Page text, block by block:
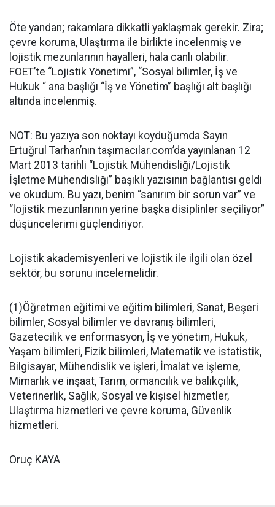
Öte yandan; rakamlara dikkatli yaklaşmak gerekir. Zira;
çevre koruma, Ulaştırma ile birlikte incelenmiş ve
lojistik mezunlarının hayalleri, hala canlı olabilir.
FOET’te “Lojistik Yönetimi”, “Sosyal bilimler, İş ve
Hukuk “ ana başlığı “İş ve Yönetim” başlığı alt başlığı
altında incelenmiş.
NOT: Bu yazıya son noktayı koyduğumda Sayın
Ertuğrul Tarhan’nın taşımacılar.com’da yayınlanan 12
Mart 2013 tarihli “Lojistik Mühendisliği/Lojistik
İşletme Mühendisliği” başıklı yazısının bağlantısı geldi
ve okudum. Bu yazı, benim “sanırım bir sorun var” ve
“lojistik mezunlarının yerine başka disiplinler seçiliyor”
düşüncelerimi güçlendiriyor.
Lojistik akademisyenleri ve lojistik ile ilgili olan özel
sektör, bu sorunu incelemelidir.
(1)Öğretmen eğitimi ve eğitim bilimleri, Sanat, Beşeri
bilimler, Sosyal bilimler ve davranış bilimleri,
Gazetecilik ve enformasyon, İş ve yönetim, Hukuk,
Yaşam bilimleri, Fizik bilimleri, Matematik ve istatistik,
Bilgisayar, Mühendislik ve işleri, İmalat ve işleme,
Mimarlık ve inşaat, Tarım, ormancılık ve balıkçılık,
Veterinerlik, Sağlık, Sosyal ve kişisel hizmetler,
Ulaştırma hizmetleri ve çevre koruma, Güvenlik
hizmetleri.
Oruç KAYA